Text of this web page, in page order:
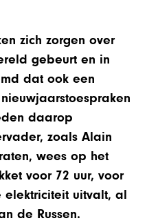
zich zorgen over
gebeurt en in
dat ook een
daarop
zoals Alain
wees op het
voor 72 uur, voor
uitvalt, al
de Russen.